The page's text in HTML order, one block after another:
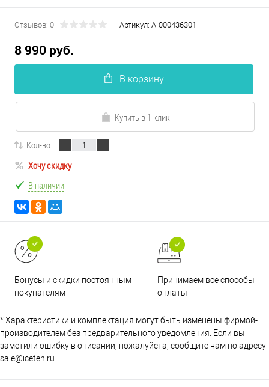
Отзывов: 0 Артикул: А-000436301
8 990 руб.
В корзину
Купить в 1 клик
Кол-во:
Хочу скидку
В наличии
Бонусы и скидки постоянным
покупателям
Принимаем все способы
оплаты
* Характеристики и комплектация могут быть изменены фирмой-
производителем без предварительного уведомления. Если вы
заметили ошибку в описании, пожалуйста, сообщите нам по адресу
sale@iceteh.ru